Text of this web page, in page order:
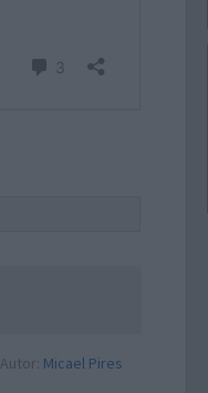
Autor: Micael Pires